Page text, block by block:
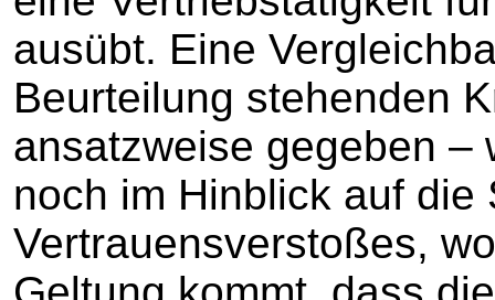
ausübt. Eine
Beurteilung stehenden
ansatzweise gegeben –
noch im Hinblick auf die
Vertrauensverstoßes,